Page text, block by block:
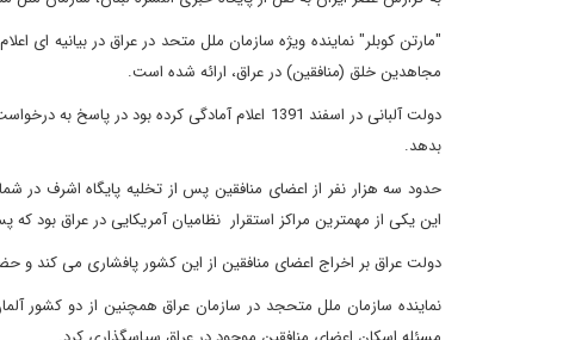
"مارتن کوبلر" نماینده ویژه سازمان ملل متحد در عراق در بیانیه ای
مجاهدین خلق (منافقین) در عراق، ارائه شده است.
بدهد.
حدود سه هزار نفر از اعضای منافقین پس از تخلیه پایگاه اشرف در
این یکی از مهمترین مراکز استقرار نظامیان آمریکایی در عراق بود
دولت عراق بر اخراج اعضای منافقین از این کشور پافشاری می کند و
نماینده سازمان ملل متحجد در سازمان عراق همچنین از دو کشور